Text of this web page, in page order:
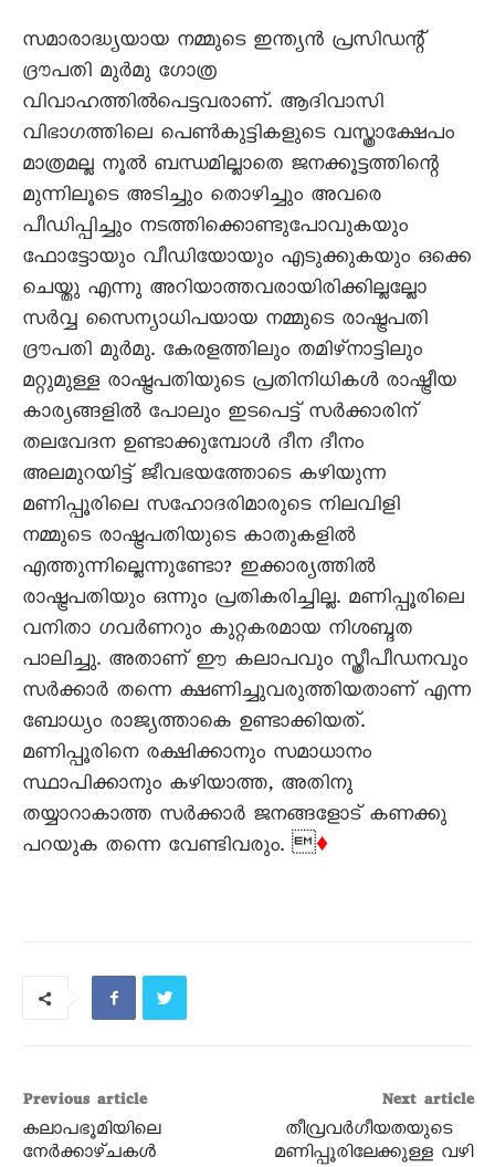
സമാരാദ്ധ്യയായ നമ്മുടെ ഇന്ത്യൻ പ്രസിഡന്റ്
ദ്രൗപതി മുർമു ഗോത്ര
വിവാഹത്തിൽപെട്ടവരാണ്. ആദിവാസി
വിഭാഗത്തിലെ പെൺകുട്ടികളുടെ വസ്ത്രാക്ഷേപം
മാത്രമല്ല നൂൽ ബന്ധമില്ലാതെ ജനക്കൂട്ടത്തിന്റെ
മുന്നിലൂടെ അടിച്ചും തൊഴിച്ചും അവരെ
പീഡിപ്പിച്ചും നടത്തിക്കൊണ്ടുപോവുകയും
ഫോട്ടോയും വീഡിയോയും എടുക്കുകയും ഒക്കെ
ചെയ്തു എന്നു അറിയാത്തവരായിരിക്കില്ലല്ലോ
സർവ്വ സൈന്യാധിപയായ നമ്മുടെ രാഷ്ട്രപതി
ദ്രൗപതി മുർമു. കേരളത്തിലും തമിഴ്നാട്ടിലും
മറ്റുമുള്ള രാഷ്ട്രപതിയുടെ പ്രതിനിധികൾ രാഷ്ട്രീയ
കാര്യങ്ങളിൽ പോലും ഇടപെട്ട് സർക്കാരിന്
തലവേദന ഉണ്ടാക്കുമ്പോൾ ദീന ദീനം
അലമുറയിട്ട് ജീവഭയത്തോടെ കഴിയുന്ന
മണിപ്പൂരിലെ സഹോദരിമാരുടെ നിലവിളി
നമ്മുടെ രാഷ്ട്രപതിയുടെ കാതുകളിൽ
എത്തുന്നില്ലെന്നുണ്ടോ? ഇക്കാര്യത്തിൽ
രാഷ്ട്രപതിയും ഒന്നും പ്രതികരിച്ചില്ല. മണിപ്പൂരിലെ
വനിതാ ഗവർണറും കുറ്റകരമായ നിശബ്ദത
പാലിച്ചു. അതാണ് ഈ കലാപവും സ്ത്രീപീഡനവും
സർക്കാർ തന്നെ ക്ഷണിച്ചുവരുത്തിയതാണ് എന്ന
ബോധ്യം രാജ്യത്താകെ ഉണ്ടാക്കിയത്.
മണിപ്പൂരിനെ രക്ഷിക്കാനും സമാധാനം
സ്ഥാപിക്കാനും കഴിയാത്ത, അതിനു
തയ്യാറാകാത്ത സർക്കാർ ജനങ്ങളോട് കണക്കു
പറയുക തന്നെ വേണ്ടിവരും. ♦
Previous article
കലാപഭൂമിയിലെ
നേർക്കാഴ്ചകൾ
Next article
തീവ്രവർഗീയതയുടെ
മണിപ്പൂരിലേക്കുള്ള വഴി